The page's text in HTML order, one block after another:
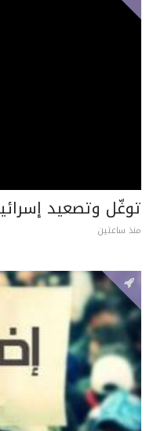
توغّل وتصعيد
منذ ساعتين